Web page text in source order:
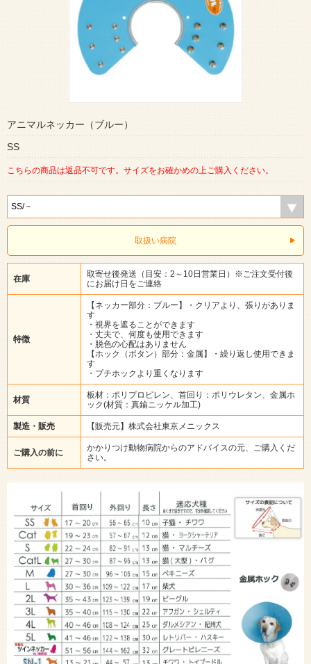
アニマルネッカー（ブルー）
SS
こちらの商品は返品不可です。サイズをお確かめの上ご購入ください。
取扱い病院
在庫
取寄せ後発送（目安：2～10日営業日）※ご注文受付後
にお届け日をご連絡
特徴
【ネッカー部分：ブルー】・クリアより、張りがありま
す
・視界を遮ることができます
・丈夫で、何度も使用できます
・脱色の心配はありません
【ホック（ボタン）部分：金属】・繰り返し使用できま
す
・プチホックより重くなります
材質
板材：ポリプロピレン、首回り：ポリウレタン、金属ホ
ック(材質：真鍮ニッケル加工)
製造・販売 【販売元】株式会社東京メニックス
ご購入の前に
かかりつけ動物病院からのアドバイスの元、ご購入くだ
さい。